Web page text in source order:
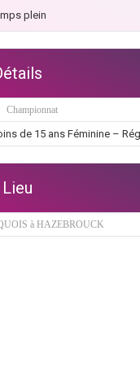
plein
Championnat
de 15 ans Féminine –
Lieu
à HAZEBROUCK